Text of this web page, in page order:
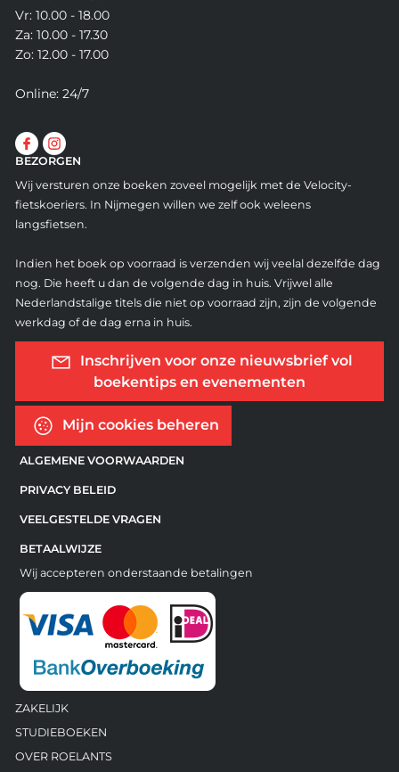
Vr: 10.00 - 18.00
Za: 10.00 - 17.30
Zo: 12.00 - 17.00
Online: 24/7
BEZORGEN
Wij versturen onze boeken zoveel mogelijk met de Velocity-
fietskoeriers. In Nijmegen willen we zelf ook weleens
langsfietsen.
Indien het boek op voorraad is verzenden wij veelal dezelfde dag
nog. Die heeft u dan de volgende dag in huis. Vrijwel alle
Nederlandstalige titels die niet op voorraad zijn, zijn de volgende
werkdag of de dag erna in huis.
Inschrijven voor onze nieuwsbrief vol
boekentips en evenementen
Mijn cookies beheren
ALGEMENE VOORWAARDEN
PRIVACY BELEID
VEELGESTELDE VRAGEN
BETAALWIJZE
Wij accepteren onderstaande betalingen
ZAKELIJK
STUDIEBOEKEN
OVER ROELANTS